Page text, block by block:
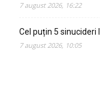
7 august 2026, 16:22
Cel puțin 5
7 august 2026, 10:05